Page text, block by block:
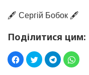
🖋️ Сергій Бобок 🖋️
Поділитися цим: